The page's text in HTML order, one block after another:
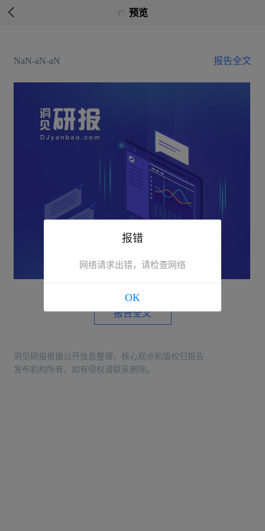
 预览
NaN-aN-aN 报告全文
报告全文
洞见研报根据公开信息整理，核心观点和版权归报告
发布机构所有，如有侵权请联系删除。
报错
网络请求出错，请检查网络
OK